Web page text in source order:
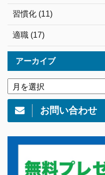
習慣化 (11)
適職 (17)
アーカイブ
お問い合わせ